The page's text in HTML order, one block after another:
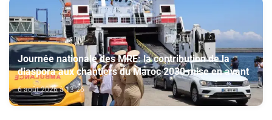
Journée nationale des MRE: la contribution de la
diaspora aux chantiers du Maroc 2030 mise en avant
6 août 2026 à 13:26